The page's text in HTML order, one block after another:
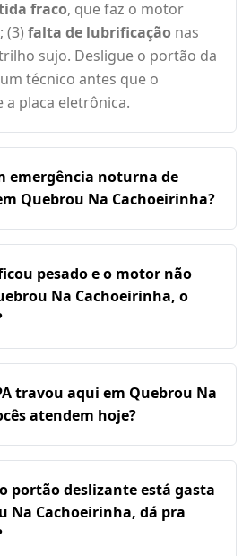
fraco, que faz o motor
(3) falta de lubrificação nas
sujo. Desligue o portão da
técnico antes que o
placa eletrônica.
emergência noturna de
Quebrou Na Cachoeirinha?
pesado e o motor não
Na Cachoeirinha, o
travou aqui em Quebrou Na
atendem hoje?
portão deslizante está gasta
Na Cachoeirinha, dá pra